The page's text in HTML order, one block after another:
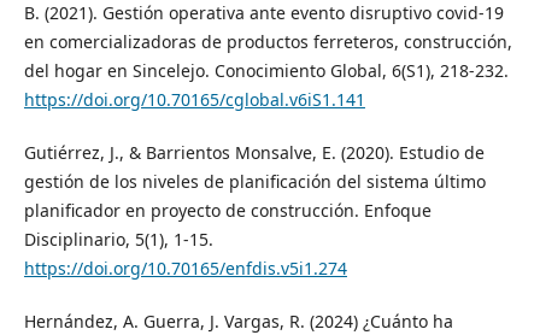
B. (2021). Gestión operativa ante evento disruptivo covid-19
en comercializadoras de productos ferreteros, construcción,
del hogar en Sincelejo. Conocimiento Global, 6(S1), 218-232.
https://doi.org/10.70165/cglobal.v6iS1.141
Gutiérrez, J., & Barrientos Monsalve, E. (2020). Estudio de
gestión de los niveles de planificación del sistema último
planificador en proyecto de construcción. Enfoque
Disciplinario, 5(1), 1-15.
https://doi.org/10.70165/enfdis.v5i1.274
Hernández, A. Guerra, J. Vargas, R. (2024) ¿Cuánto ha